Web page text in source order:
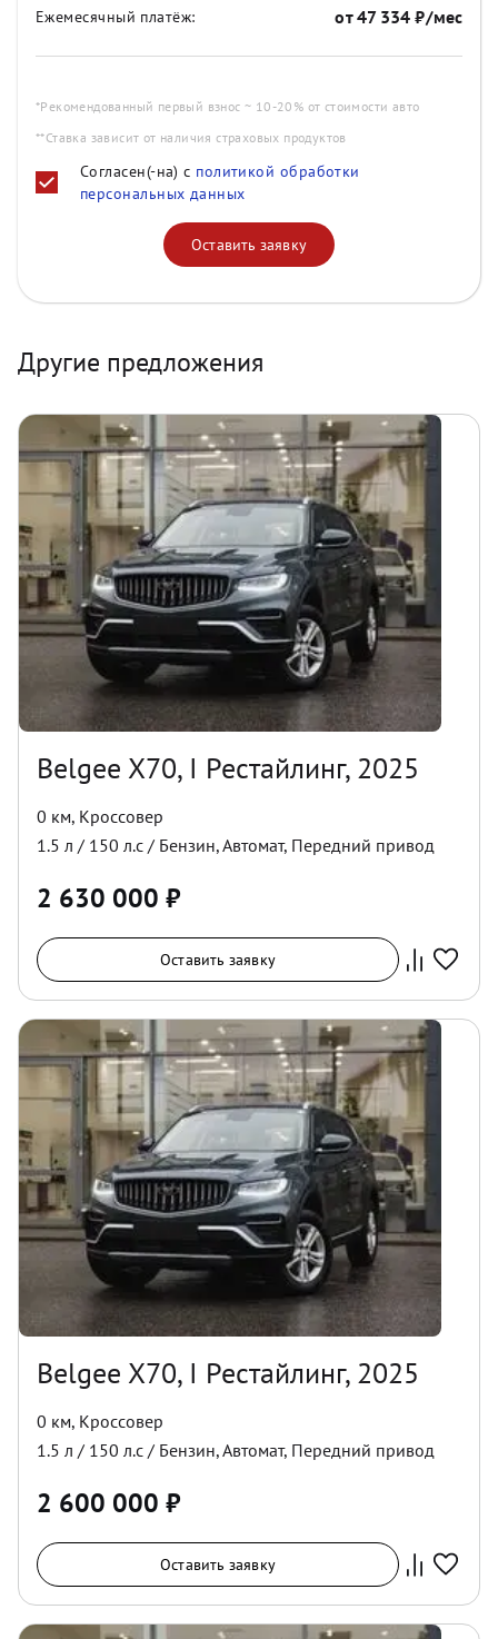
Ежемесячный платёж: от47 334 ₽/мес
*Рекомендованный первый взнос ~ 10-20% от стоимости авто
**Ставка зависит от наличия страховых продуктов
Согласен(-на) с политикой обработки
персональных данных
Оставить заявку
Другие предложения
Belgee X70, I Рестайлинг, 2025
0 км, Кроссовер
1.5 л / 150 л.с / Бензин,Автомат, Передний привод
2 630 000 ₽
Оставить заявку
Belgee X70, I Рестайлинг, 2025
0 км, Кроссовер
1.5 л / 150 л.с / Бензин,Автомат, Передний привод
2 600 000 ₽
Оставить заявку